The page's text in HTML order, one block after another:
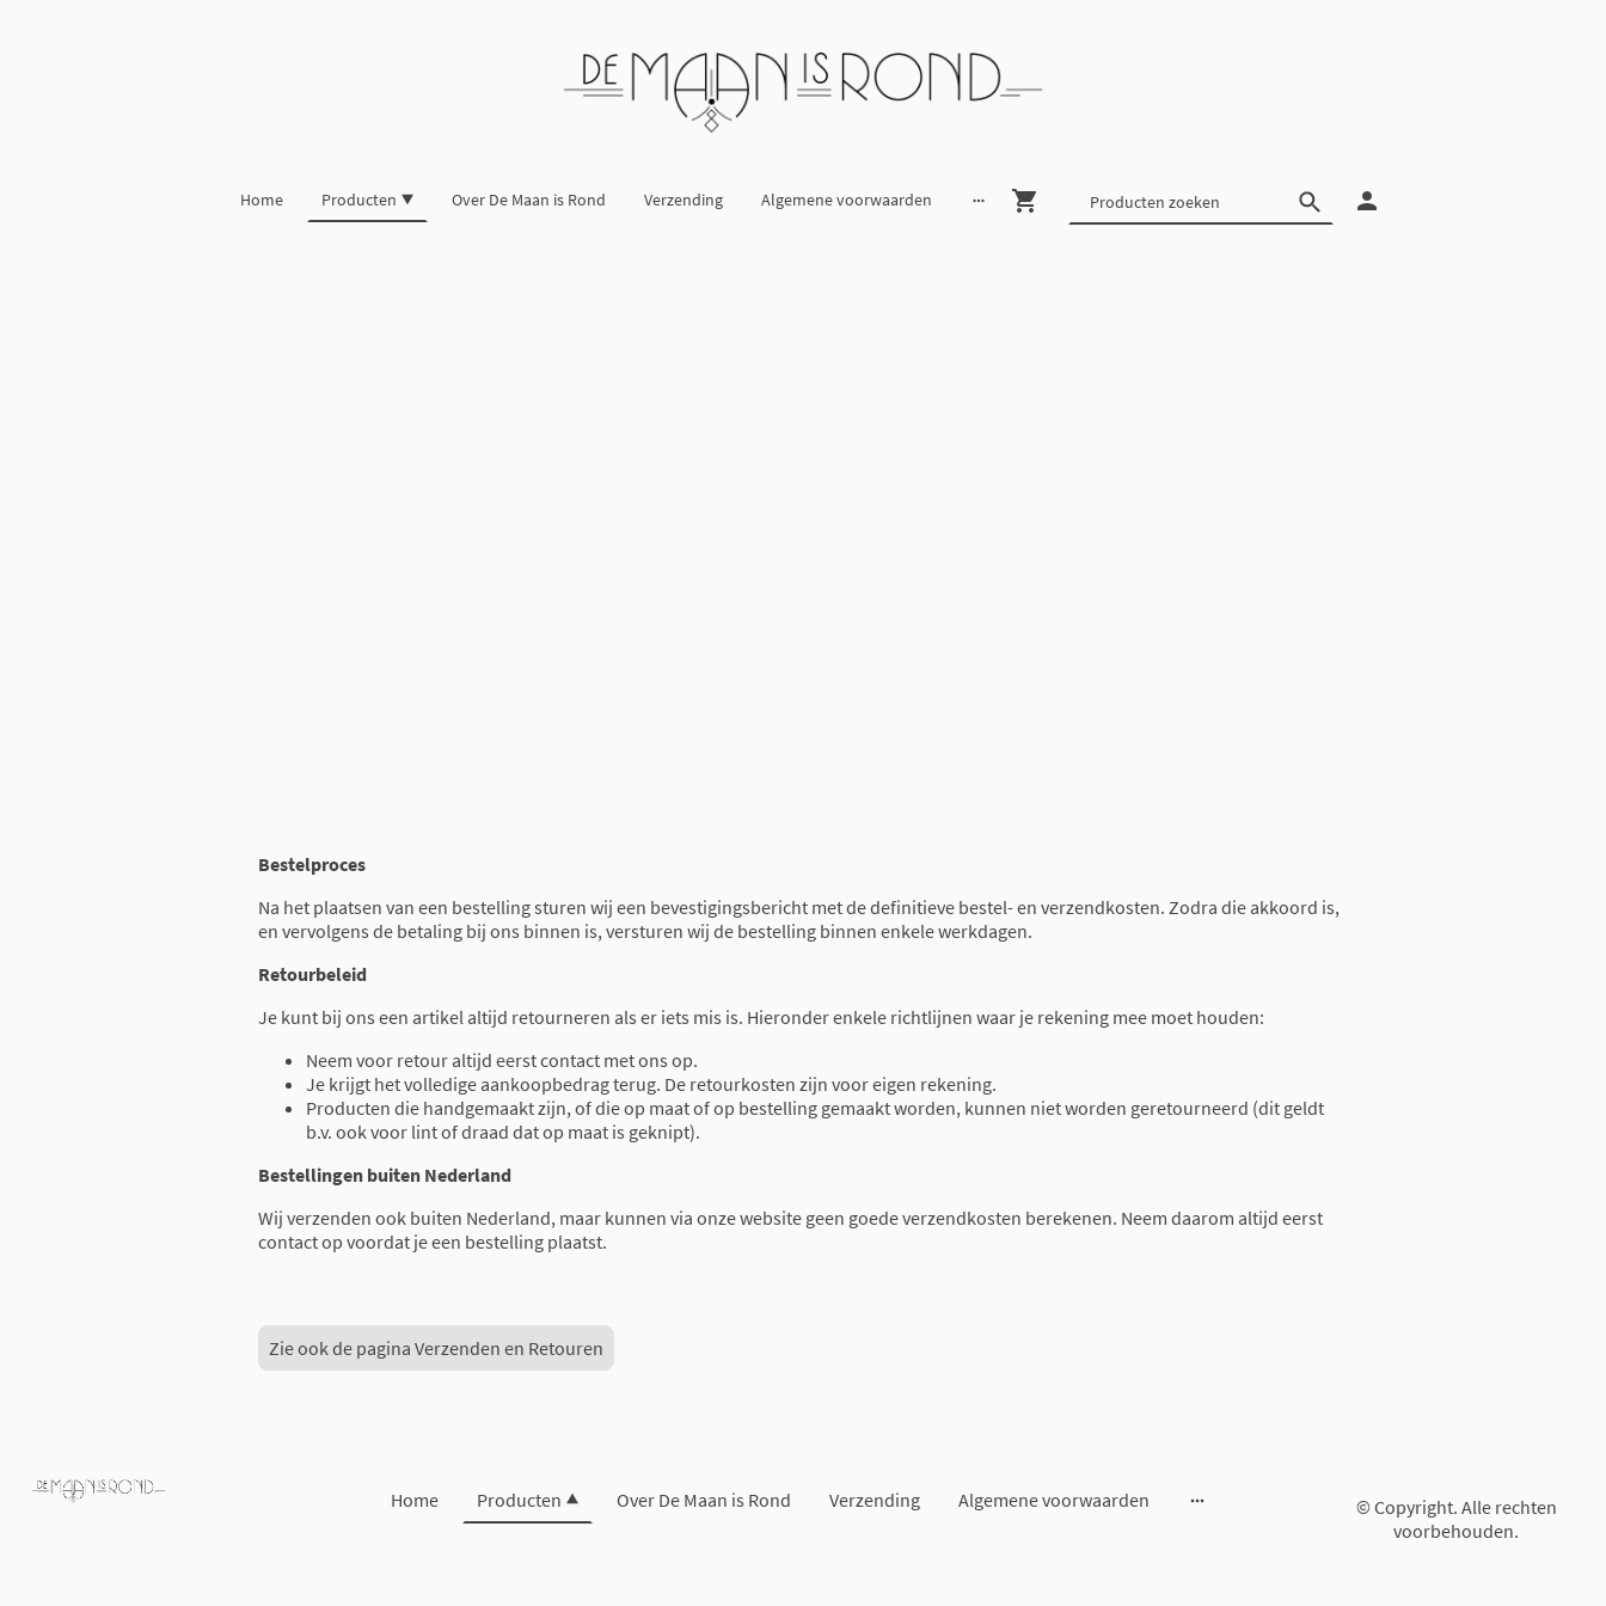
Home Producten Over De Maan is Rond Verzending Algemene voorwaarden
Bestelproces
Na het plaatsen van een bestelling sturen wij een bevestigingsbericht met de definitieve bestel- en verzendkosten. Zodra die akkoord is,
en vervolgens de betaling bij ons binnen is, versturen wij de bestelling binnen enkele werkdagen.
Retourbeleid
Je kunt bij ons een artikel altijd retourneren als er iets mis is. Hieronder enkele richtlijnen waar je rekening mee moet houden:
Neem voor retour altijd eerst contact met ons op.
Je krijgt het volledige aankoopbedrag terug. De retourkosten zijn voor eigen rekening.
Producten die handgemaakt zijn, of die op maat of op bestelling gemaakt worden, kunnen niet worden geretourneerd (dit geldt
b.v. ook voor lint of draad dat op maat is geknipt).
Bestellingen buiten Nederland
Wij verzenden ook buiten Nederland, maar kunnen via onze website geen goede verzendkosten berekenen. Neem daarom altijd eerst
contact op voordat je een bestelling plaatst.
Zie ook de pagina Verzenden en Retouren
Home Producten Over De Maan is Rond Verzending Algemene voorwaarden
© Copyright. Alle rechten
voorbehouden.